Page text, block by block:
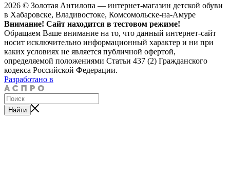
2026 © Золотая Антилопа — интернет-магазин детской обуви
в Хабаровске, Владивостоке, Комсомольске-на-Амуре
Внимание! Сайт находится в тестовом режиме!
Обращаем Ваше внимание на то, что данный интернет-сайт
носит исключительно информационный характер и ни при
каких условиях не является публичной офертой,
определяемой положениями Статьи 437 (2) Гражданского
кодекса Российской Федерации.
Разработано в
Найти